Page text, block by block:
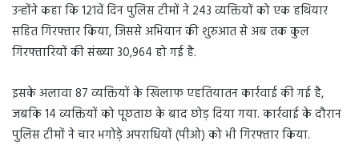
उन्होंने कहा कि 121वें दिन पुलिस टीमों ने 243 व्यक्तियों को एक हथियार
सहित गिरफ्तार किया, जिससे अभियान की शुरुआत से अब तक कुल
गिरफ्तारियों की संख्या 30,964 हो गई है.
इसके अलावा 87 व्यक्तियों के खिलाफ एहतियातन कार्रवाई की गई है,
जबकि 14 व्यक्तियों को पूछताछ के बाद छोड़ दिया गया. कार्रवाई के दौरान
पुलिस टीमों ने चार भगोड़े अपराधियों (पीओ) को भी गिरफ्तार किया.